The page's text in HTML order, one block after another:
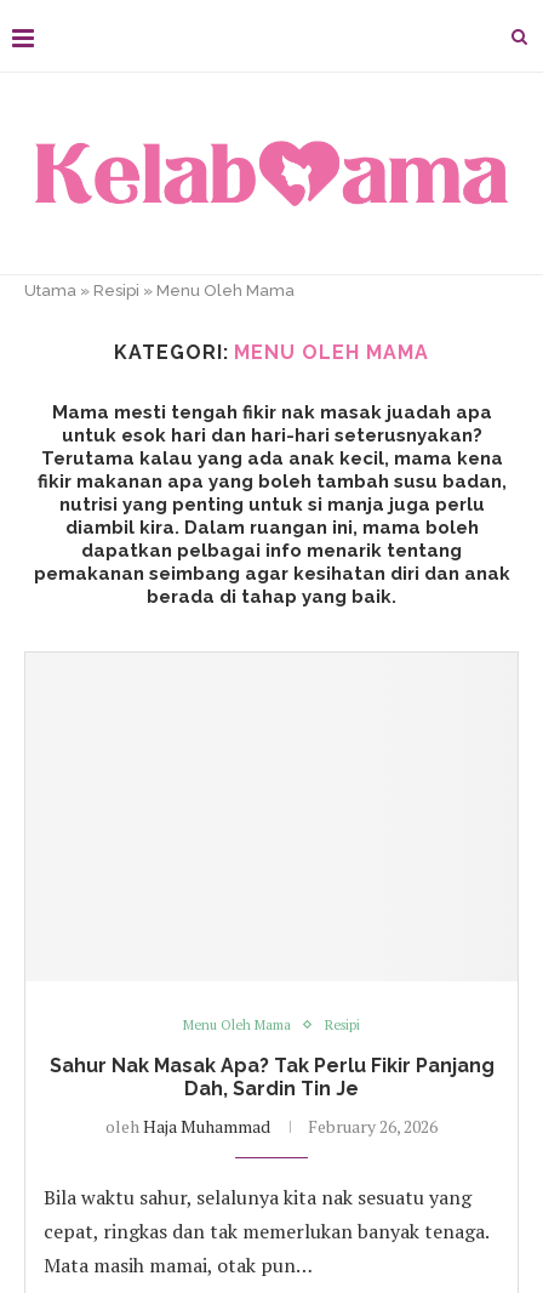
Utama » Resipi » Menu Oleh Mama
KATEGORI: MENU OLEH MAMA
Mama mesti tengah fikir nak masak juadah apa
untuk esok hari dan hari-hari seterusnyakan?
Terutama kalau yang ada anak kecil, mama kena
fikir makanan apa yang boleh tambah susu badan,
nutrisi yang penting untuk si manja juga perlu
diambil kira. Dalam ruangan ini, mama boleh
dapatkan pelbagai info menarik tentang
pemakanan seimbang agar kesihatan diri dan anak
berada di tahap yang baik.
Menu Oleh Mama Resipi
Sahur Nak Masak Apa? Tak Perlu Fikir Panjang
Dah, Sardin Tin Je
oleh Haja Muhammad February 26, 2026
Bila waktu sahur, selalunya kita nak sesuatu yang
cepat, ringkas dan tak memerlukan banyak tenaga.
Mata masih mamai, otak pun…